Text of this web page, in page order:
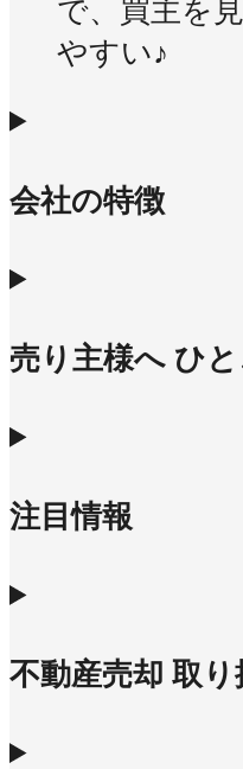
で、買主を
やすい♪
会社の特徴
売り主様へ ひ
注目情報
不動産売却 取